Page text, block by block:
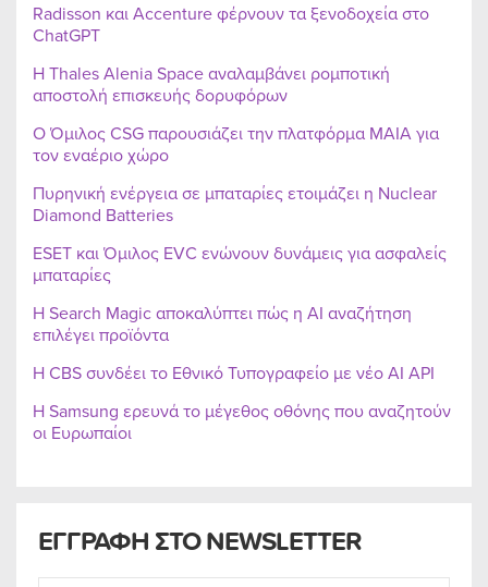
ΕΓΓΡΑΦΗ ΣΤΟ NEWSLETTER
Radisson και Accenture φέρνουν τα ξενοδοχεία στο
ChatGPT
Η Thales Alenia Space αναλαμβάνει ρομποτική
αποστολή επισκευής δορυφόρων
Ο Όμιλος CSG παρουσιάζει την πλατφόρμα MAIA για
τον εναέριο χώρο
Πυρηνική ενέργεια σε μπαταρίες ετοιμάζει η Nuclear
Diamond Batteries
ESET και Όμιλος EVC ενώνουν δυνάμεις για ασφαλείς
μπαταρίες
Η Search Magic αποκαλύπτει πώς η AI αναζήτηση
επιλέγει προϊόντα
Η CBS συνδέει το Εθνικό Τυπογραφείο με νέο AI API
Η Samsung ερευνά το μέγεθος οθόνης που αναζητούν
οι Ευρωπαίοι